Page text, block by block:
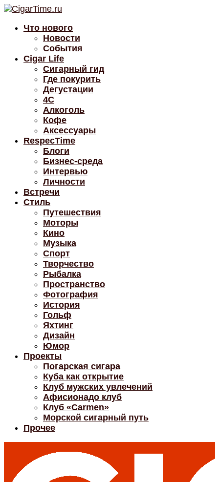
Что нового
Новости
События
Cigar Life
Сигарный гид
Где покурить
Дегустации
4C
Алкоголь
Кофе
Аксессуары
RespecTime
Блоги
Бизнес-среда
Интервью
Личности
Встречи
Стиль
Путешествия
Моторы
Кино
Музыка
Спорт
Творчество
Рыбалка
Пространство
Фотография
История
Гольф
Яхтинг
Дизайн
Юмор
Проекты
Погарская сигара
Куба как открытие
Клуб мужских увлечений
Афисионадо клуб
Клуб «Carmen»
Морской сигарный путь
Прочее